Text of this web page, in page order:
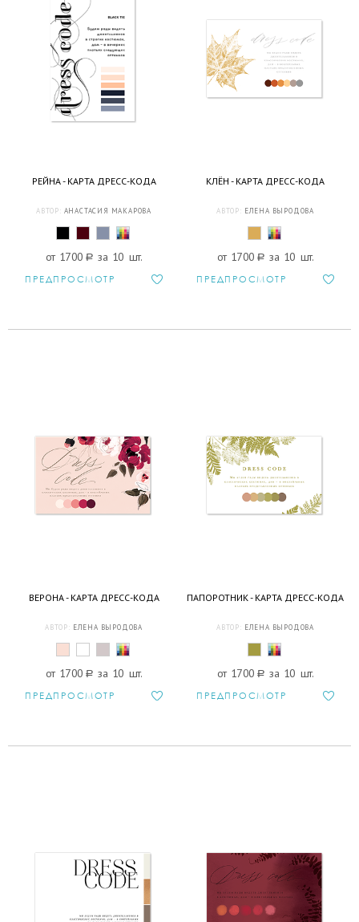
РЕЙНА - КАРТА ДРЕСС-КОДА
АВТОР: АНАСТАСИЯ МАКАРОВА
от 1700 a за 10 шт.
ПРЕДПРОСМОТР
КЛЁН - КАРТА ДРЕСС-КОДА
АВТОР: ЕЛЕНА ВЫРОДОВА
от 1700 a за 10 шт.
ПРЕДПРОСМОТР
ВЕРОНА - КАРТА ДРЕСС-КОДА
АВТОР: ЕЛЕНА ВЫРОДОВА
от 1700 a за 10 шт.
ПРЕДПРОСМОТР
ПАПОРОТНИК - КАРТА ДРЕСС-КОДА
АВТОР: ЕЛЕНА ВЫРОДОВА
от 1700 a за 10 шт.
ПРЕДПРОСМОТР